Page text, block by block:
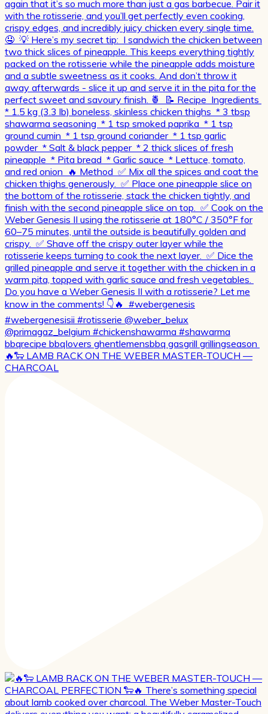
🔥🐑 LAMB RACK ON THE WEBER MASTER-TOUCH —
CHARCOAL